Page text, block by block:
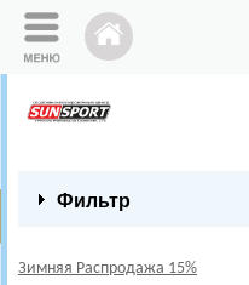
Фильтр
Зимняя Распродажа 15%